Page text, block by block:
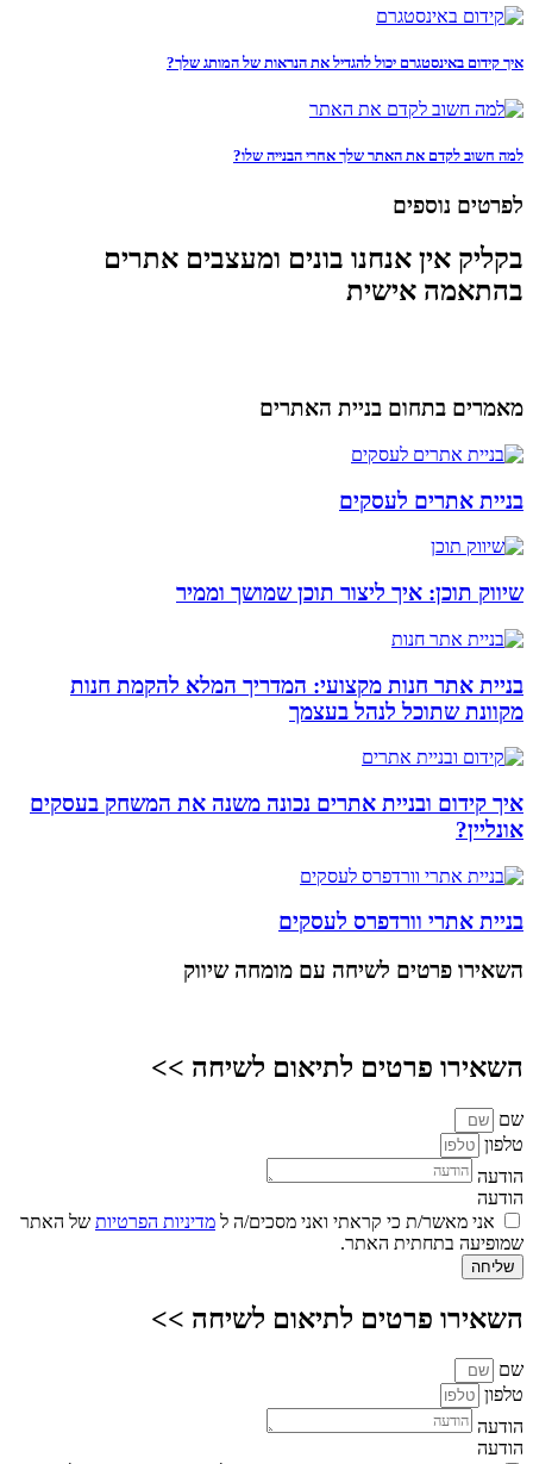
איך קידום באינסטגרם יכול להגדיל את הנראות של המותג שלך?
למה חשוב לקדם את האתר שלך אחרי הבנייה שלו?
לפרטים נוספים
בקליק אין אנחנו בונים ומעצבים אתרים
בהתאמה אישית
מאמרים בתחום בניית האתרים
בניית אתרים לעסקים
שיווק תוכן: איך ליצור תוכן שמושך וממיר
בניית אתר חנות מקצועי: המדריך המלא להקמת חנות
מקוונת שתוכל לנהל בעצמך
איך קידום ובניית אתרים נכונה משנה את המשחק בעסקים
אונליין?
בניית אתרי וורדפרס לעסקים
השאירו פרטים לשיחה עם מומחה שיווק
השאירו פרטים לתיאום לשיחה >>
שם
טלפון
הודעה
הודעה
אני מאשר/ת כי קראתי ואני מסכים/ה ל מדיניות הפרטיות של האתר
שמופיעה בתחתית האתר.
שליחה
השאירו פרטים לתיאום לשיחה >>
שם
טלפון
הודעה
הודעה